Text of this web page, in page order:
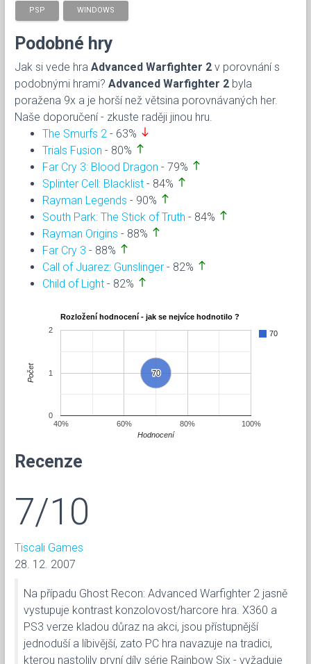
PSP WINDOWS
Podobné hry
Jak si vede hra Advanced Warfighter 2 v porovnání s
podobnými hrami? Advanced Warfighter 2 byla
poražena 9x a je horší než větsina porovnávaných her.
Naše doporučení - zkuste raději jinou hru.
The Smurfs 2 - 63% south
Trials Fusion - 80% north
Far Cry 3: Blood Dragon - 79% north
Splinter Cell: Blacklist - 84% north
Rayman Legends - 90% north
South Park: The Stick of Truth - 84% north
Rayman Origins - 88% north
Far Cry 3 - 88% north
Call of Juarez: Gunslinger - 82% north
Child of Light - 82% north
Rozložení hodnocení - jak se nejvíce hodnotilo ?
70
70
70
40% 60% 80% 100%
0
1
2
Hodnocení
Počet
Recenze
7/10
Tiscali Games
28. 12. 2007
Na případu Ghost Recon: Advanced Warfighter 2 jasně
vystupuje kontrast konzolovost/harcore hra. X360 a
PS3 verze kladou důraz na akci, jsou přístupnější
jednoduší a líbivější, zato PC hra navazuje na tradici,
kterou nastolily první díly série Rainbow Six - vyžaduje